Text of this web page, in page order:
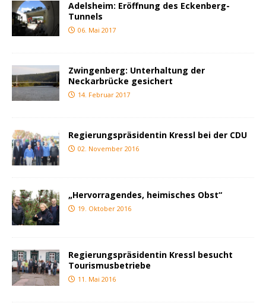
Adelsheim: Eröffnung des Eckenberg-
Tunnels
06. Mai 2017
Zwingenberg: Unterhaltung der
Neckarbrücke gesichert
14. Februar 2017
Regierungspräsidentin Kressl bei der CDU
02. November 2016
„Hervorragendes, heimisches Obst“
19. Oktober 2016
Regierungspräsidentin Kressl besucht
Tourismusbetriebe
11. Mai 2016